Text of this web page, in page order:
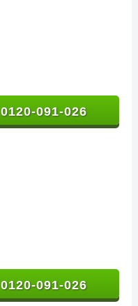
0120-091-026
0120-091-026